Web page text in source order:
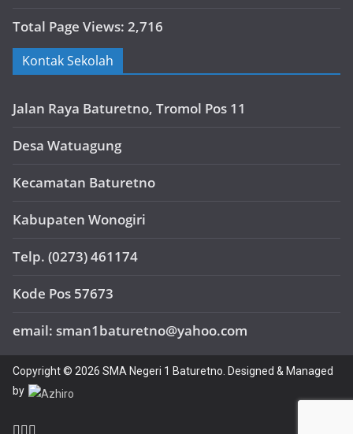
Total Page Views: 2,716
Kontak Sekolah
Jalan Raya Baturetno, Tromol Pos 11
Desa Watuagung
Kecamatan Baturetno
Kabupaten Wonogiri
Telp. (0273) 461174
Kode Pos 57673
email: sman1baturetno@yahoo.com
Copyright © 2026 SMA Negeri 1 Baturetno. Designed & Managed
by